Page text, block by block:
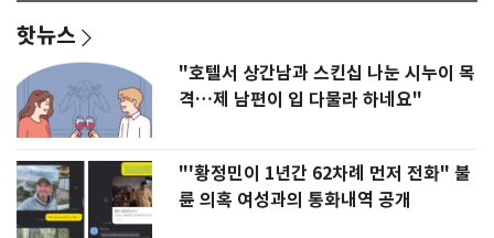
핫뉴스
"호텔서 상간남과 스킨십 나눈 시누이 목
격…제 남편이 입 다물라 하네요"
"'황정민이 1년간 62차례 먼저 전화" 불
륜 의혹 여성과의 통화내역 공개